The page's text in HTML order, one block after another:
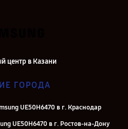
центр в Казани
ГОРОДА
UE50H6470 в г. Краснодар
UE50H6470 в г. Ростов-на-Дону